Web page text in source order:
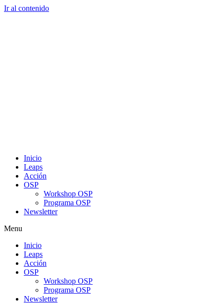
Ir al contenido
Inicio
Leaps
Acción
OSP
Workshop OSP
Programa OSP
Newsletter
Menu
Inicio
Leaps
Acción
OSP
Workshop OSP
Programa OSP
Newsletter